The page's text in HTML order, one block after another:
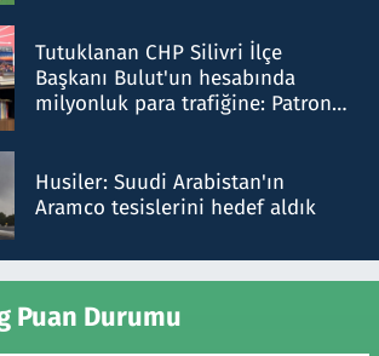
Tutuklanan CHP Silivri İlçe
Başkanı Bulut'un hesabında
milyonluk para trafiğine: Patron
Husiler: Suudi Arabistan'ın
Aramco tesislerini hedef aldık
Puan Durumu